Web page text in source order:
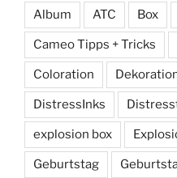
Album ATC Box
Cameo Tipps + Tricks
Coloration
DistressInks
explosion box
Geburtstag